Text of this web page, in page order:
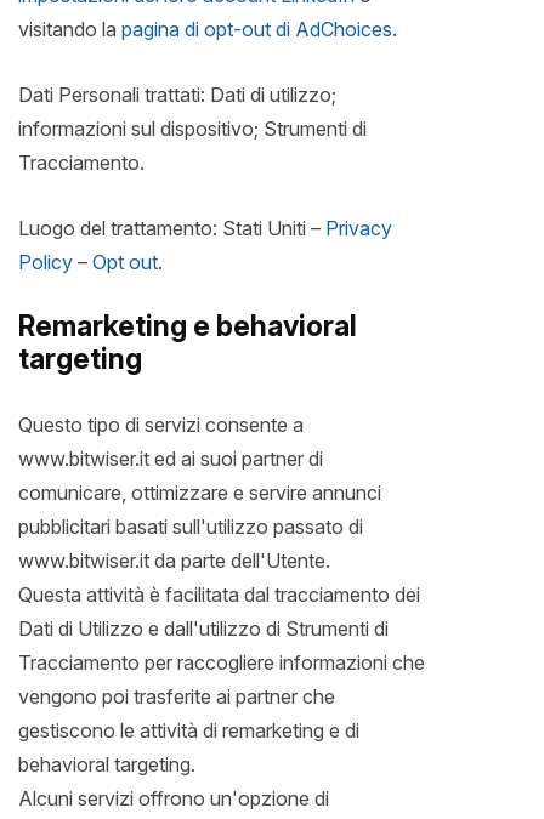
visitando la pagina di opt-out di AdChoices.
Dati Personali trattati: Dati di utilizzo;
informazioni sul dispositivo; Strumenti di
Tracciamento.
Luogo del trattamento: Stati Uniti – Privacy
Policy – Opt out.
Remarketing e behavioral
targeting
Questo tipo di servizi consente a
www.bitwiser.it ed ai suoi partner di
comunicare, ottimizzare e servire annunci
pubblicitari basati sull'utilizzo passato di
www.bitwiser.it da parte dell'Utente.
Questa attività è facilitata dal tracciamento dei
Dati di Utilizzo e dall'utilizzo di Strumenti di
Tracciamento per raccogliere informazioni che
vengono poi trasferite ai partner che
gestiscono le attività di remarketing e di
behavioral targeting.
Alcuni servizi offrono un'opzione di